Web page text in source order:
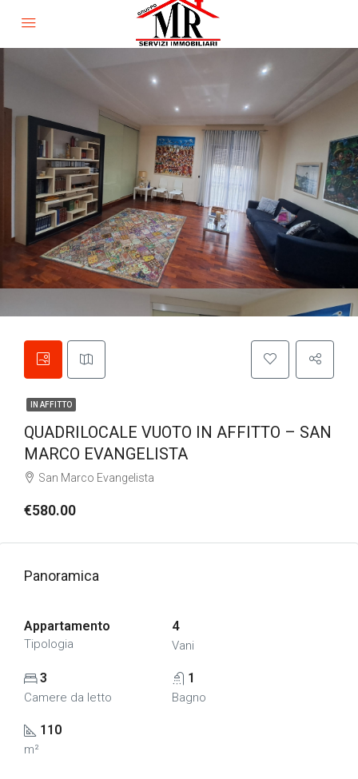
IN AFFITTO
QUADRILOCALE VUOTO IN AFFITTO – SAN
MARCO EVANGELISTA
San Marco Evangelista
€580.00
Panoramica
Appartamento
Tipologia
4
Vani
3
Camere da letto
1
Bagno
110
m²